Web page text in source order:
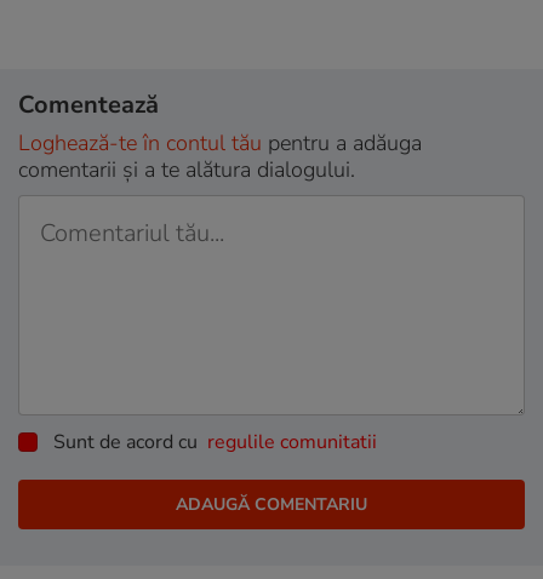
Comentează
Loghează-te în contul tău pentru a adăuga
comentarii și a te alătura dialogului.
Sunt de acord cu regulile comunitatii